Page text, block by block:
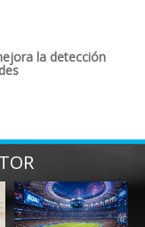
la detección